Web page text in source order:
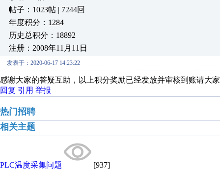
帖子：1023帖 | 7244回
年度积分：1284
历史总积分：18892
注册：2008年11月11日
发表于：2020-06-17 14:23:22
感谢大家的答疑互助，以上积分奖励已经发放并审核到账请大
回复 引用 举报
热门招聘
相关主题
PLC温度采集问题 [937]